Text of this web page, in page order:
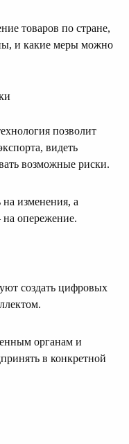
товаров по стране,
и какие меры можно
позволит
видеть
возможные риски.
изменения, а
опережение.
создать цифровых
органам и
в конкретной